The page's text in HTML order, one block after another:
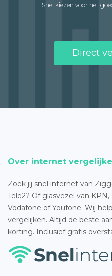
Snel kiezen voor het
Direct
Over internet
Zoek jij snel internet van
Tele2? Of glasvezel van KPN,
Vodafone of Youfone. Wij
vergelijken. Altijd de beste
korting. Inclusief gratis